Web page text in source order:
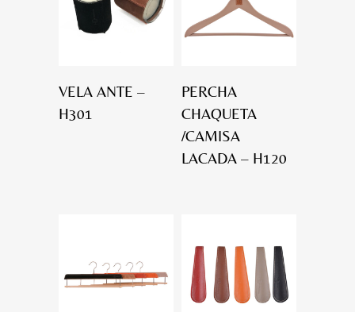
VELA ANTE –
H301
PERCHA
CHAQUETA
/CAMISA
LACADA – H120